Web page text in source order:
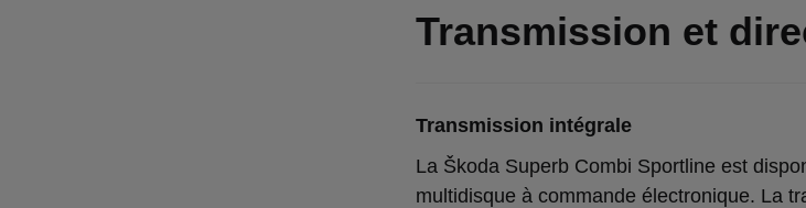
Transmission et
Transmission intégrale
La Škoda Superb Combi Sportline est
multidisque à commande électronique. La